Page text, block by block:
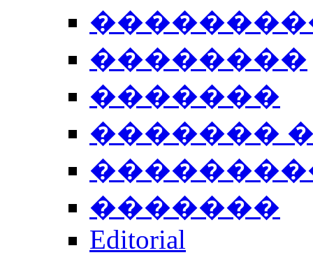
��������
�������
�������
�������
Editorial